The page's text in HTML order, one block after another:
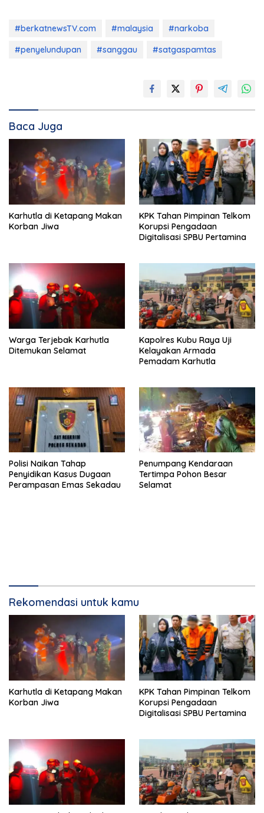
#berkatnewsTV.com #malaysia
#narkoba
#penyelundupan
#sanggau #satgaspamtas
Baca Juga
Karhutla di Ketapang Makan
Korban Jiwa
KPK Tahan Pimpinan Telkom
Korupsi Pengadaan
Digitalisasi SPBU Pertamina
Warga Terjebak Karhutla
Ditemukan Selamat
Kapolres Kubu Raya Uji
Kelayakan Armada
Pemadam Karhutla
Polisi Naikan Tahap
Penyidikan Kasus Dugaan
Perampasan Emas Sekadau
Penumpang Kendaraan
Tertimpa Pohon Besar
Selamat
Rekomendasi untuk kamu
Karhutla di Ketapang Makan
Korban Jiwa
KPK Tahan Pimpinan Telkom
Korupsi Pengadaan
Digitalisasi SPBU Pertamina